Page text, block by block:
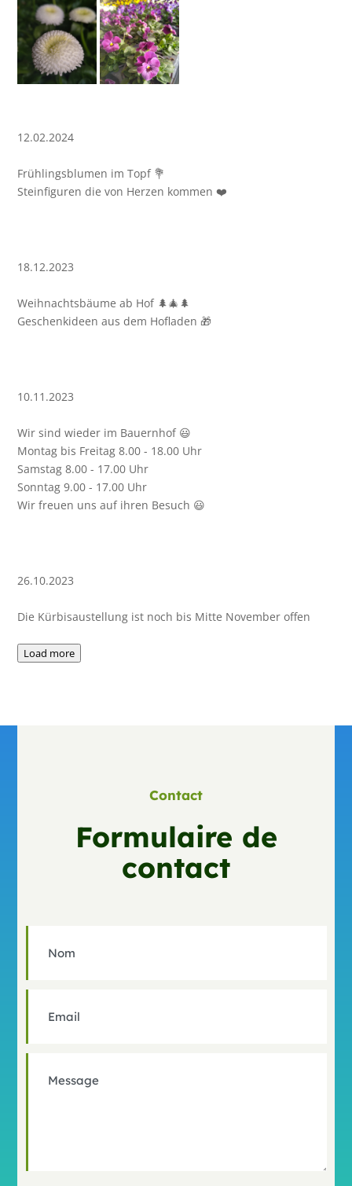
12.02.2024
Frühlingsblumen im Topf 💐
18.12.2023
Weihnachtsbäume ab Hof 🌲🎄🌲
10.11.2023
Wir sind wieder im Bauernhof 😃
Montag bis Freitag 8.00 - 18.00 Uhr
Samstag 8.00 - 17.00 Uhr
Sonntag 9.00 - 17.00 Uhr
26.10.2023
Load more
Contact
Formulaire de
contact